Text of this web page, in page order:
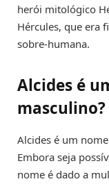
herói mitológico
Hércules, que era
sobre-humana.
Alcides é
masculino?
Alcides é um
Embora seja
nome é dado a